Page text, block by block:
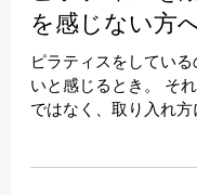
4月8日
ピラティスを
を感じない方